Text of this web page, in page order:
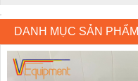
DANH MỤC SẢN PHẨM